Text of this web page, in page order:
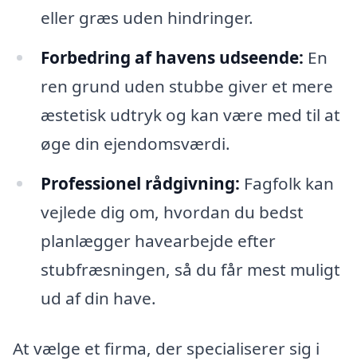
eller græs uden hindringer.
Forbedring af havens udseende: En
ren grund uden stubbe giver et mere
æstetisk udtryk og kan være med til at
øge din ejendomsværdi.
Professionel rådgivning: Fagfolk kan
vejlede dig om, hvordan du bedst
planlægger havearbejde efter
stubfræsningen, så du får mest muligt
ud af din have.
At vælge et firma, der specialiserer sig i